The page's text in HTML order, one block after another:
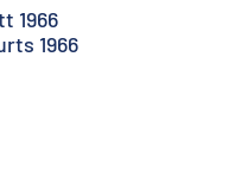
1966
1966